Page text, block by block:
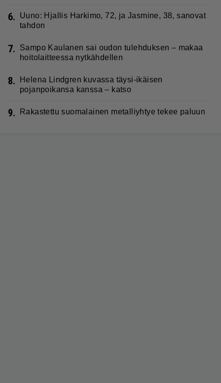
6.
Uuno: Hjallis Harkimo, 72, ja Jasmine, 38, sanovat
tahdon
7.
Sampo Kaulanen sai oudon tulehduksen – makaa
hoitolaitteessa nytkähdellen
8.
Helena Lindgren kuvassa täysi-ikäisen
pojanpoikansa kanssa – katso
9. Rakastettu suomalainen metalliyhtye tekee paluun